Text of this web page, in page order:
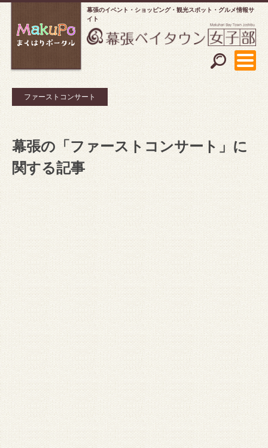
幕張のイベント・ショッピング
観光スポット・グルメ情報サ
イト
ファーストコンサート
幕張の「ファーストコンサート」に
関する記事